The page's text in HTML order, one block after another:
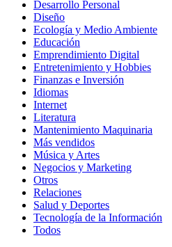
Desarrollo Personal
Diseño
Ecología y Medio Ambiente
Educación
Emprendimiento Digital
Entretenimiento y Hobbies
Finanzas e Inversión
Idiomas
Internet
Literatura
Mantenimiento Maquinaria
Más vendidos
Música y Artes
Negocios y Marketing
Otros
Relaciones
Salud y Deportes
Tecnología de la Información
Todos